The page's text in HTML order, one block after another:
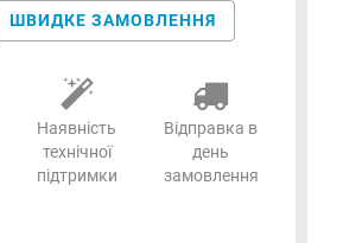
ШВИДКЕ ЗАМОВЛЕННЯ
Наявність
технічної
підтримки
Відправка в
день
замовлення